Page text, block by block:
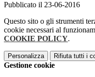
Pubblicato il 23-06-2016
Questo sito o gli strumenti
cookie necessari al
COOKIE POLICY.
Personalizza Rifiuta tutti i
Gestione cookie